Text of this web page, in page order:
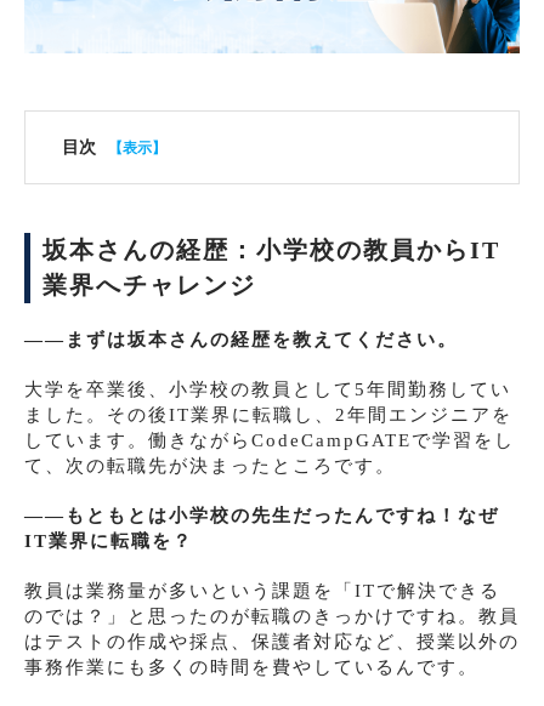
目次
坂本さんの経歴：小学校の教員からIT
業界へチャレンジ
――まずは坂本さんの経歴を教えてください。
大学を卒業後、小学校の教員として5年間勤務してい
ました。その後IT業界に転職し、2年間エンジニアを
しています。働きながらCodeCampGATEで学習をし
て、次の転職先が決まったところです。
――もともとは小学校の先生だったんですね！なぜ
IT業界に転職を？
教員は業務量が多いという課題を「ITで解決できる
のでは？」と思ったのが転職のきっかけですね。教員
はテストの作成や採点、保護者対応など、授業以外の
事務作業にも多くの時間を費やしているんです。